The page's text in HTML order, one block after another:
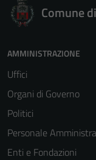
Comune
AMMINISTRAZIONE
Uffici
Organi di Governo
Politici
Personale
Enti e Fondazioni